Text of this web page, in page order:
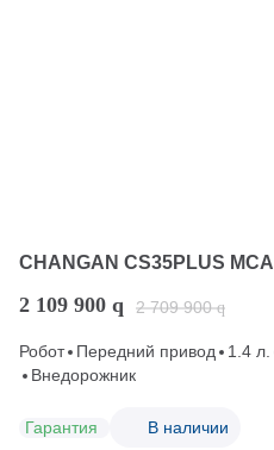
CHANGAN CS35PLUS MCA
2 109 900 q 2 709 900 q
Робот Передний привод 1.4 л.
Внедорожник
Гарантия В наличии